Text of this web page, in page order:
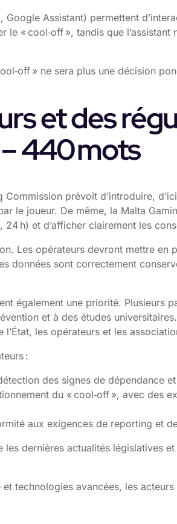
Assistant) permettent
le « cool‑off », tandis que
» ne sera plus une décision
et des
440 mots
prévoit d’introduire,
le joueur. De même, la Malta
h) et d’afficher clairement les
Les opérateurs devront mettre
données sont correctement
également une priorité. Plusieurs
et à des études
les opérateurs et les
:
des signes de dépendance
du « cool‑off », avec des
aux exigences de reporting et
les dernières actualités
technologies avancées, les